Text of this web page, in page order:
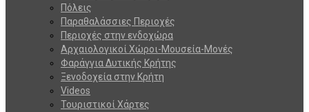
Πόλεις
Παραθαλάσσιες Περιοχές
Περιοχές στην ενδοχώρα
Αρχαιολογικοί Χώροι-Μουσεία-Μονές
Φαράγγια Δυτικής Κρήτης
Ξενοδοχεία στην Κρήτη
Videos
Τουριστικοί Χάρτες